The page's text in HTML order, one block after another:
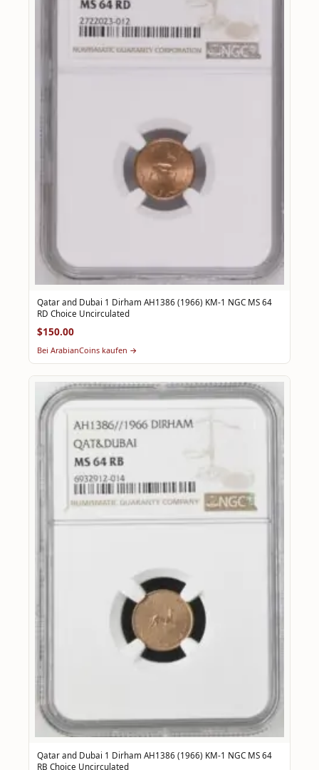
Qatar and Dubai 1 Dirham AH1386 (1966) KM-1 NGC MS 64
RD Choice Uncirculated
$150.00
Bei ArabianCoins kaufen →
Qatar and Dubai 1 Dirham AH1386 (1966) KM-1 NGC MS 64
RB Choice Uncirculated